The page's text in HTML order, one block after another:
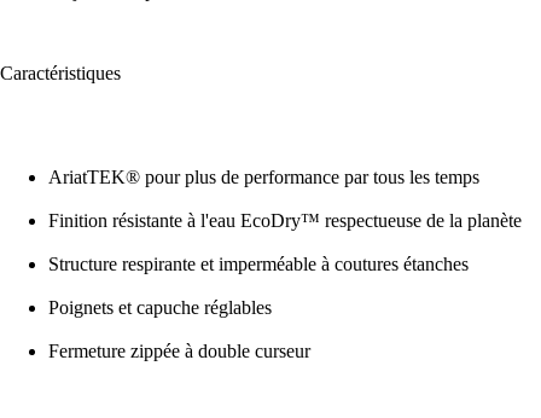
Caractéristiques
AriatTEK® pour plus de performance par tous les temps
Finition résistante à l'eau EcoDry™ respectueuse de la planète
Structure respirante et imperméable à coutures étanches
Poignets et capuche réglables
Fermeture zippée à double curseur